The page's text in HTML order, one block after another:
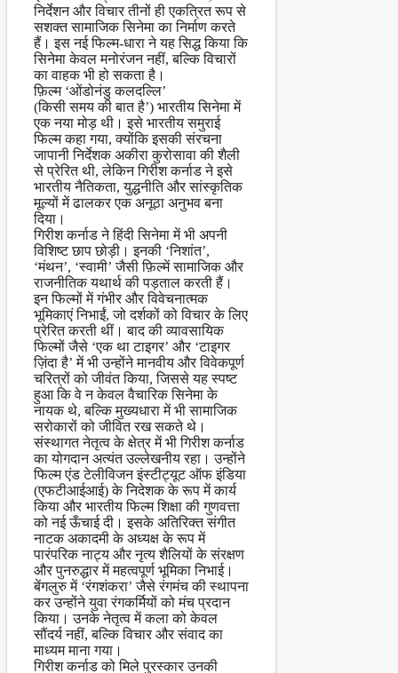
निर्देशन और विचार तीनों ही एकत्रित रूप से
सशक्त सामाजिक सिनेमा का निर्माण करते
हैं। इस नई फिल्म-धारा ने यह सिद्ध किया कि
सिनेमा केवल मनोरंजन नहीं, बल्कि विचारों
का वाहक भी हो सकता है।
फ़िल्म ‘ओंडोनंडु कलदल्लि’
(किसी समय की बात है’) भारतीय सिनेमा में
एक नया मोड़ थी। इसे भारतीय समुराई
फिल्म कहा गया, क्योंकि इसकी संरचना
जापानी निर्देशक अकीरा कुरोसावा की शैली
से प्रेरित थी, लेकिन गिरीश कर्नाड ने इसे
भारतीय नैतिकता, युद्धनीति और सांस्कृतिक
मूल्यों में ढालकर एक अनूठा अनुभव बना
दिया।
गिरीश कर्नाड ने हिंदी सिनेमा में भी अपनी
विशिष्ट छाप छोड़ी। इनकी ‘निशांत’,
‘मंथन’, ‘स्वामी’ जैसी फ़िल्में सामाजिक और
राजनीतिक यथार्थ की पड़ताल करती हैं।
इन फिल्मों में गंभीर और विवेचनात्मक
भूमिकाएं निभाईं, जो दर्शकों को विचार के लिए
प्रेरित करती थीं। बाद की व्यावसायिक
फिल्मों जैसे ‘एक था टाइगर’ और ‘टाइगर
ज़िंदा है’ में भी उन्होंने मानवीय और विवेकपूर्ण
चरित्रों को जीवंत किया, जिससे यह स्पष्ट
हुआ कि वे न केवल वैचारिक सिनेमा के
नायक थे, बल्कि मुख्यधारा में भी सामाजिक
सरोकारों को जीवित रख सकते थे।
संस्थागत नेतृत्व के क्षेत्र में भी गिरीश कर्नाड
का योगदान अत्यंत उल्लेखनीय रहा। उन्होंने
फिल्म एंड टेलीविजन इंस्टीट्यूट ऑफ इंडिया
(एफटीआईआई) के निदेशक के रूप में कार्य
किया और भारतीय फिल्म शिक्षा की गुणवत्ता
को नई ऊँचाई दी। इसके अतिरिक्त संगीत
नाटक अकादमी के अध्यक्ष के रूप में
पारंपरिक नाट्य और नृत्य शैलियों के संरक्षण
और पुनरुद्धार में महत्वपूर्ण भूमिका निभाई।
बेंगलुरु में ‘रंगशंकरा’ जैसे रंगमंच की स्थापना
कर उन्होंने युवा रंगकर्मियों को मंच प्रदान
किया। उनके नेतृत्व में कला को केवल
सौंदर्य नहीं, बल्कि विचार और संवाद का
माध्यम माना गया।
गिरीश कर्नाड को मिले पुरस्कार उनकी